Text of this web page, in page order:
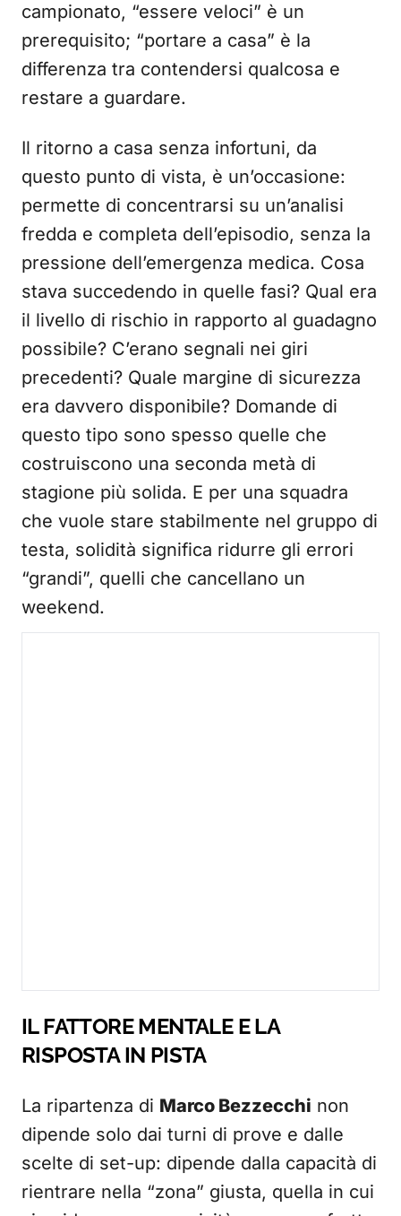
campionato, “essere veloci” è un
prerequisito; “portare a casa” è la
differenza tra contendersi qualcosa e
restare a guardare.
Il ritorno a casa senza infortuni, da
questo punto di vista, è un’occasione:
permette di concentrarsi su un’analisi
fredda e completa dell’episodio, senza la
pressione dell’emergenza medica. Cosa
stava succedendo in quelle fasi? Qual era
il livello di rischio in rapporto al guadagno
possibile? C’erano segnali nei giri
precedenti? Quale margine di sicurezza
era davvero disponibile? Domande di
questo tipo sono spesso quelle che
costruiscono una seconda metà di
stagione più solida. E per una squadra
che vuole stare stabilmente nel gruppo di
testa, solidità significa ridurre gli errori
“grandi”, quelli che cancellano un
weekend.
IL FATTORE MENTALE E LA
RISPOSTA IN PISTA
La ripartenza di Marco Bezzecchi non
dipende solo dai turni di prove e dalle
scelte di set-up: dipende dalla capacità di
rientrare nella “zona” giusta, quella in cui